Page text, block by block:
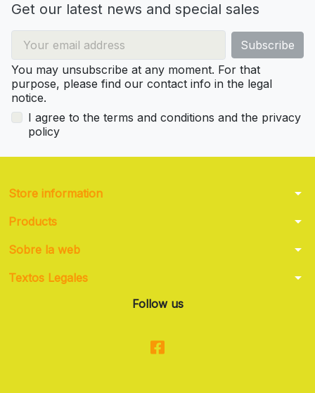
Get our latest news and special sales
You may unsubscribe at any moment. For that
purpose, please find our contact info in the legal
notice.
I agree to the terms and conditions and the privacy
policy
Store information arrow_drop_down
Products arrow_drop_down
Sobre la web arrow_drop_down
Textos Legales arrow_drop_down
Follow us